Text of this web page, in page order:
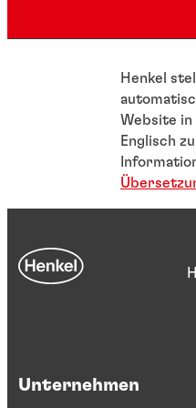
Henkel
Website in
Englisch
Unternehmen